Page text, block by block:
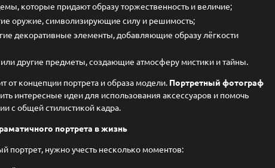
которые придают образу торжественность и величие;
оружие, символизирующие силу и решимость;
декоративные элементы, добавляющие образу лёгкости
другие предметы, создающие атмосферу мистики и тайны.
от концепции портрета и образа модели. Портретный фотограф
интересные идеи для использования аксессуаров и помочь
с общей стилистикой кадра.
портрета в жизнь
портрет, нужно учесть несколько моментов: